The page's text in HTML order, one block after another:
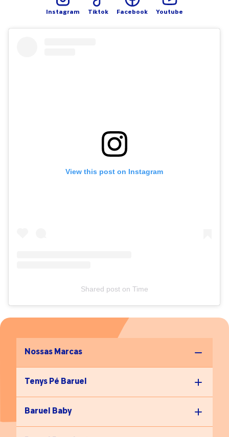
suficiente, o especialista
antitranspirantes,
Instagram Tiktok Facebook Youtube
View this post on Instagram
Shared poston Time
Nossas Marcas
Tenys Pé Baruel
Baruel Baby